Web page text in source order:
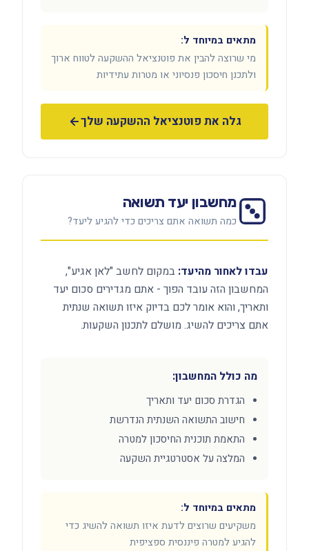
מתאים במיוחד ל:
מי שרוצה להבין את פוטנציאל ההשקעה לטווח ארוך
ולתכנן חיסכון פנסיוני או מטרות עתידיות
גלה את פוטנציאל ההשקעה שלך
מחשבון יעד תשואה
כמה תשואה אתם צריכים כדי להגיע ליעד?
עבדו לאחור מהיעד: במקום לחשב "לאן אגיע",
המחשבון הזה עובד הפוך - אתם מגדירים סכום יעד
ותאריך, והוא אומר לכם בדיוק איזו תשואה שנתית
אתם צריכים להשיג. מושלם לתכנון השקעות.
מה כולל המחשבון:
הגדרת סכום יעד ותאריך
חישוב התשואה השנתית הנדרשת
התאמת תוכנית החיסכון למטרה
המלצה על אסטרטגיית השקעה
מתאים במיוחד ל:
משקיעים שרוצים לדעת איזו תשואה להשיג כדי
להגיע למטרה פיננסית ספציפית